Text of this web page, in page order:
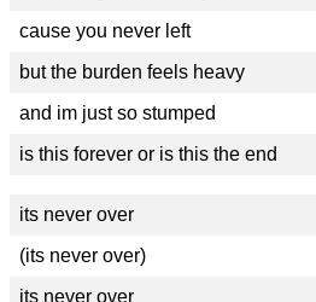
cause you never left
but the burden feels heavy
and im just so stumped
is this forever or is this the end
its never over
(its never over)
its never over